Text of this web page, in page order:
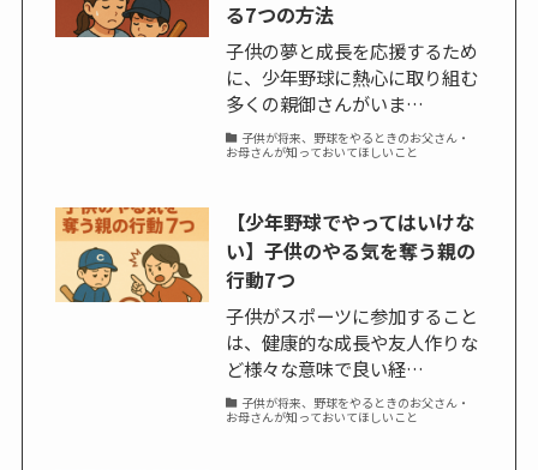
る7つの方法
子供の夢と成長を応援するため
に、少年野球に熱心に取り組む
多くの親御さんがいま…
子供が将来、野球をやるときのお父さん・
お母さんが知っておいてほしいこと
【少年野球でやってはいけな
い】子供のやる気を奪う親の
行動7つ
子供がスポーツに参加すること
は、健康的な成長や友人作りな
ど様々な意味で良い経…
子供が将来、野球をやるときのお父さん・
お母さんが知っておいてほしいこと